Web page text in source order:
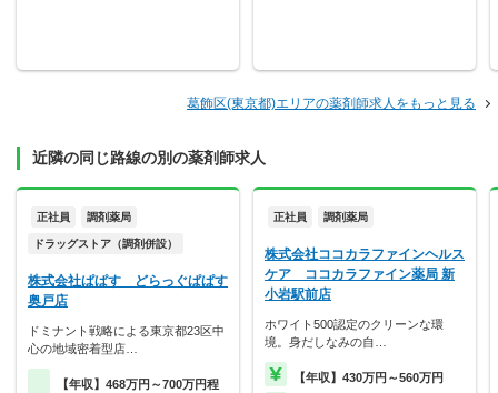
葛飾区(東京都)エリアの薬剤師求人をもっと見る
近隣の同じ路線の別の薬剤師求人
正社員 調剤薬局
ドラッグストア（調剤併設）
株式会社ぱぱす どらっぐぱぱす
奥戸店
ドミナント戦略による東京都23区中
心の地域密着型店…
【年収】468万円～700万円程
正社員 調剤薬局
株式会社ココカラファインヘルス
ケア ココカラファイン薬局 新
小岩駅前店
ホワイト500認定のクリーンな環
境。身だしなみの自…
【年収】430万円～560万円